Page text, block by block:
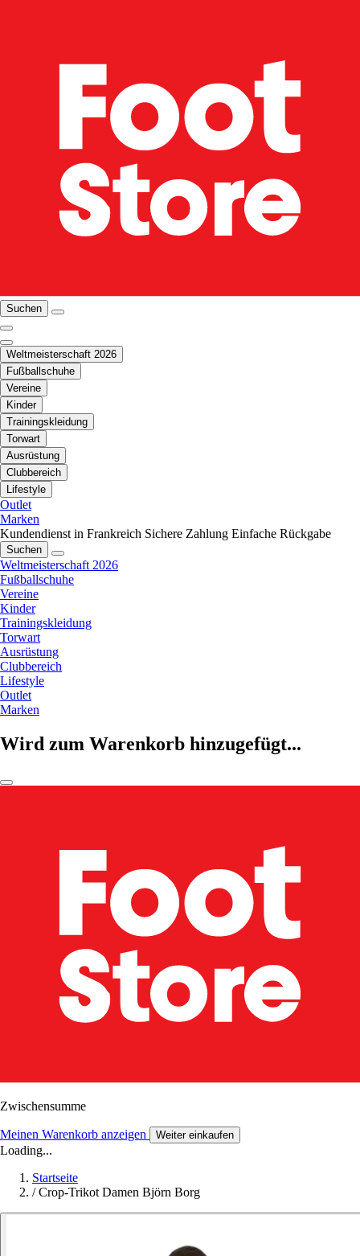
Suchen
Weltmeisterschaft 2026
Fußballschuhe
Vereine
Kinder
Trainingskleidung
Torwart
Ausrüstung
Clubbereich
Lifestyle
Outlet
Marken
Kundendienst in Frankreich Sichere Zahlung Einfache Rückgabe
Suchen
Weltmeisterschaft 2026
Fußballschuhe
Vereine
Kinder
Trainingskleidung
Torwart
Ausrüstung
Clubbereich
Lifestyle
Outlet
Marken
Wird zum Warenkorb hinzugefügt...
Zwischensumme
Meinen Warenkorb anzeigen Weiter einkaufen
Loading...
Startseite
/ Crop-Trikot Damen Björn Borg